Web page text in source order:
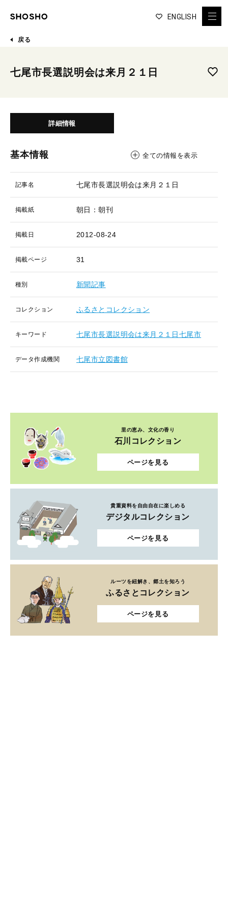
ENGLISH
戻る
七尾市長選説明会は来月２１日
詳細情報
基本情報 全ての情報を表示
記事名 七尾市長選説明会は来月２１日
掲載紙 朝日：朝刊
掲載日 2012-08-24
掲載ページ 31
種別 新聞記事
コレクション ふるさとコレクション
キーワード 七尾市長選説明会は来月２１日七尾市
データ作成機関 七尾市立図書館
里の恵み、文化の香り
石川コレクション
ページを見る
貴重資料を自由自在に楽しめる
デジタルコレクション
ページを見る
ルーツを紐解き、郷土を知ろう
ふるさとコレクション
ページを見る